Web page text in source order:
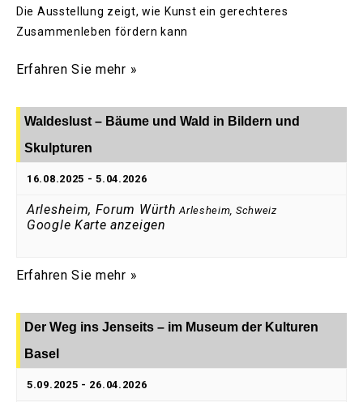
Die Ausstellung zeigt, wie Kunst ein gerechteres
Zusammenleben fördern kann
Erfahren Sie mehr »
Waldeslust – Bäume und Wald in Bildern und
Skulpturen
16.08.2025 -5.04.2026
Arlesheim, Forum Würth Arlesheim, Schweiz
Google Karte anzeigen
Erfahren Sie mehr »
Der Weg ins Jenseits – im Museum der Kulturen
Basel
5.09.2025 - 26.04.2026